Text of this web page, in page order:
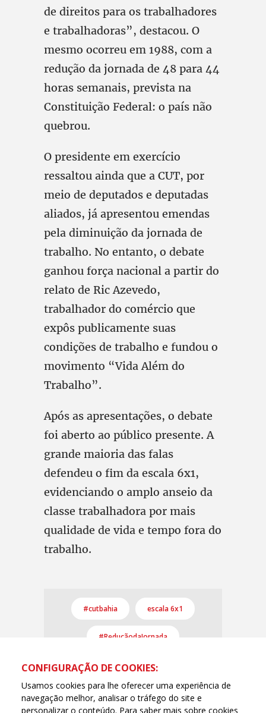
de direitos para os trabalhadores
e trabalhadoras”, destacou. O
mesmo ocorreu em 1988, com a
redução da jornada de 48 para 44
horas semanais, prevista na
Constituição Federal: o país não
quebrou.
O presidente em exercício
ressaltou ainda que a CUT, por
meio de deputados e deputadas
aliados, já apresentou emendas
pela diminuição da jornada de
trabalho. No entanto, o debate
ganhou força nacional a partir do
relato de Ric Azevedo,
trabalhador do comércio que
expôs publicamente suas
condições de trabalho e fundou o
movimento “Vida Além do
Trabalho”.
Após as apresentações, o debate
foi aberto ao público presente. A
grande maioria das falas
defendeu o fim da escala 6x1,
evidenciando o amplo anseio da
classe trabalhadora por mais
qualidade de vida e tempo fora do
trabalho.
#cutbahia escala 6x1
#ReduçãodaJornada
CONFIGURAÇÃO DE COOKIES:
Usamos cookies para lhe oferecer uma experiência de
navegação melhor, analisar o tráfego do site e
personalizar o conteúdo. Para saber mais sobre cookies